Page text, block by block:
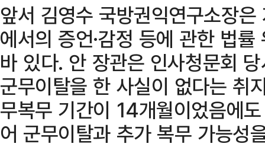
앞서 김영수 국방권익연구소장
에서의 증언·감정 등에 관한 법
바 있다. 안 장관은 인사청문회
군무이탈을 한 사실이 없다는 취
무복무 기간이 14개월이었음에
어 군무이탈과 추가 복무 가능성